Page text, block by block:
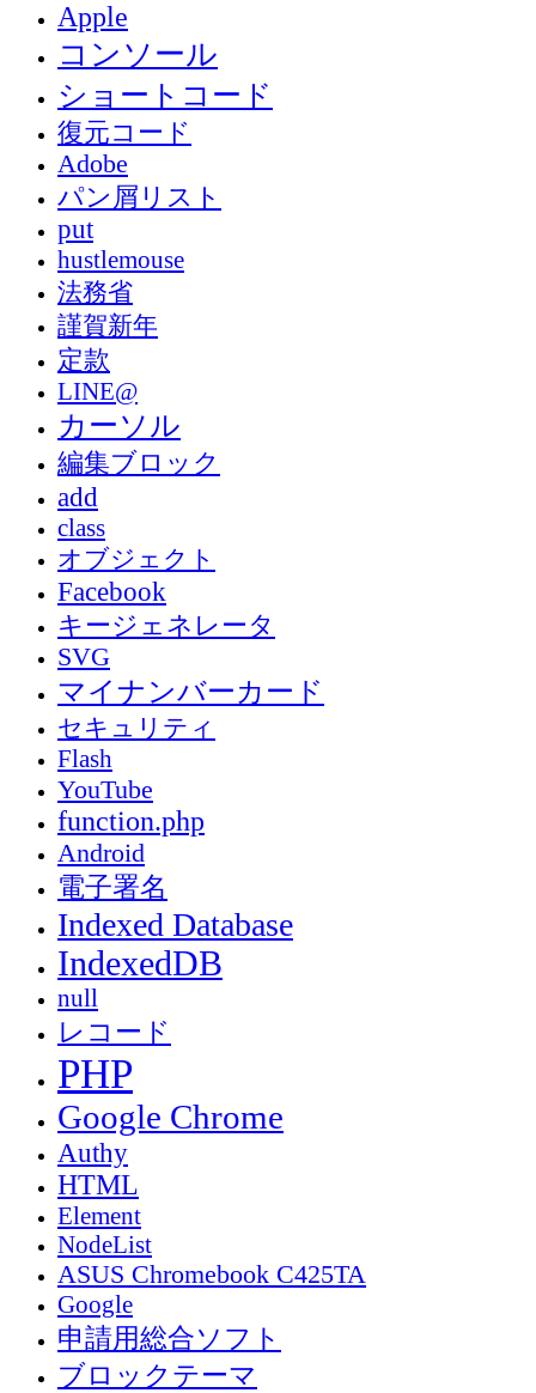
Apple
コンソール
ショートコード
復元コード
Adobe
パン屑リスト
put
hustlemouse
法務省
謹賀新年
定款
LINE@
カーソル
編集ブロック
add
class
オブジェクト
Facebook
キージェネレータ
SVG
マイナンバーカード
セキュリティ
Flash
YouTube
function.php
Android
電子署名
Indexed Database
IndexedDB
null
レコード
PHP
Google Chrome
Authy
HTML
Element
NodeList
ASUS Chromebook C425TA
Google
申請用総合ソフト
ブロックテーマ